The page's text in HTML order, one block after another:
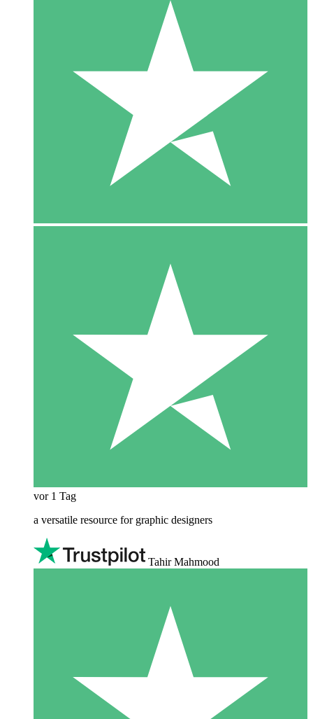
vor 1 Tag
a versatile resource for graphic designers
Tahir Mahmood